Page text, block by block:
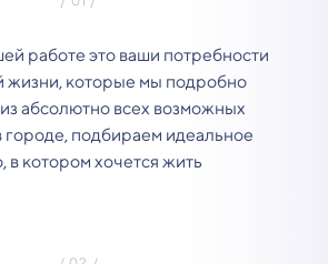
работе это ваши потребности
жизни, которые мы подробно
абсолютно всех возможных
городе, подбираем идеальное
в котором хочется жить